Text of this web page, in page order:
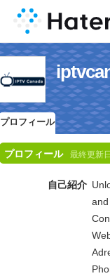
プロフィール
プロフィール 最終更新
自己紹介